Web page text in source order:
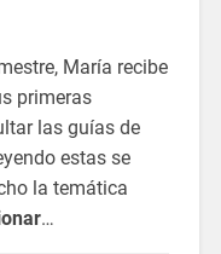
María recibe
primeras
las guías de
estas se
la temática
…